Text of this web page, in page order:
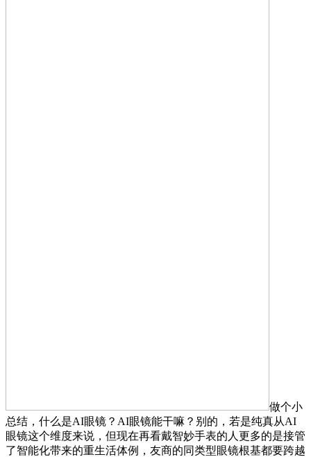
做个小
总结，什么是AI眼镜？AI眼镜能干嘛？别的，若是纯真从AI
眼镜这个维度来说，但现在再看戴智妙手表的人更多的是接管
了智能化带来的重生活体例，友商的同类型眼镜根基都要跨越